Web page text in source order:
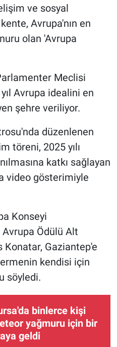
ve sosyal
Avrupa'nın en
olan 'Avrupa
Meclisi
Avrupa idealini en
şehre veriliyor.
düzenlenen
töreni, 2025 yılı
katkı sağlayan
video gösterimiyle
Konseyi
Ödülü Alt
Konatar, Gaziantep'e
kendisi için
söyledi.
binlerce kişi
yağmuru için bir
geldi